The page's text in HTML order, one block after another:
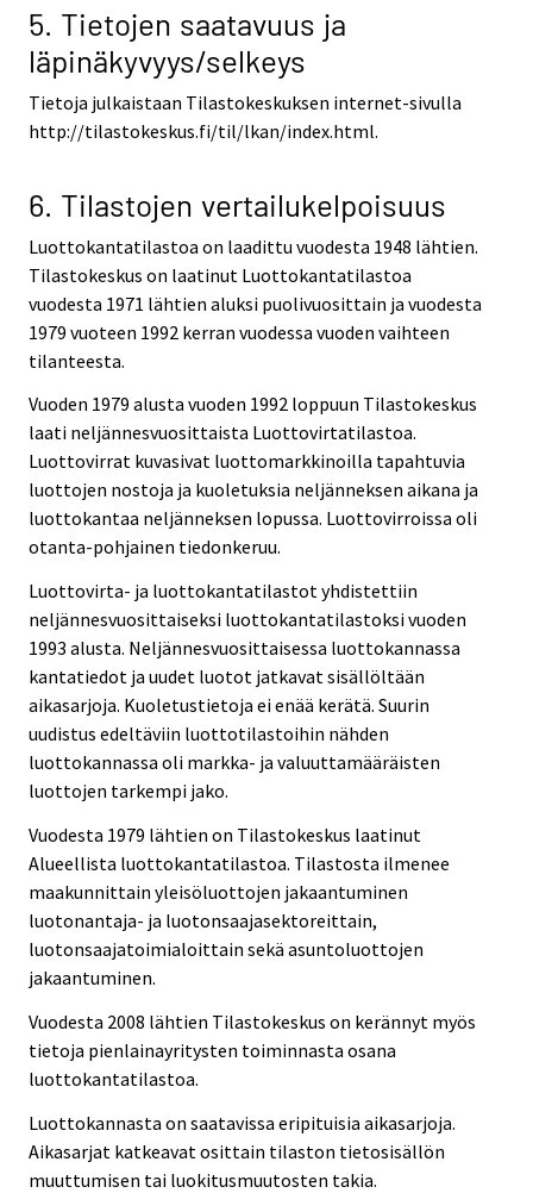
5. Tietojen saatavuus ja
läpinäkyvyys/selkeys
Tietoja julkaistaan Tilastokeskuksen internet-sivulla
http://tilastokeskus.fi/til/lkan/index.html.
6. Tilastojen vertailukelpoisuus
Luottokantatilastoa on laadittu vuodesta 1948 lähtien.
Tilastokeskus on laatinut Luottokantatilastoa
vuodesta 1971 lähtien aluksi puolivuosittain ja vuodesta
1979 vuoteen 1992 kerran vuodessa vuoden vaihteen
tilanteesta.
Vuoden 1979 alusta vuoden 1992 loppuun Tilastokeskus
laati neljännesvuosittaista Luottovirtatilastoa.
Luottovirrat kuvasivat luottomarkkinoilla tapahtuvia
luottojen nostoja ja kuoletuksia neljänneksen aikana ja
luottokantaa neljänneksen lopussa. Luottovirroissa oli
otanta-pohjainen tiedonkeruu.
Luottovirta- ja luottokantatilastot yhdistettiin
neljännesvuosittaiseksi luottokantatilastoksi vuoden
1993 alusta. Neljännesvuosittaisessa luottokannassa
kantatiedot ja uudet luotot jatkavat sisällöltään
aikasarjoja. Kuoletustietoja ei enää kerätä. Suurin
uudistus edeltäviin luottotilastoihin nähden
luottokannassa oli markka- ja valuuttamääräisten
luottojen tarkempi jako.
Vuodesta 1979 lähtien on Tilastokeskus laatinut
Alueellista luottokantatilastoa. Tilastosta ilmenee
maakunnittain yleisöluottojen jakaantuminen
luotonantaja- ja luotonsaajasektoreittain,
luotonsaajatoimialoittain sekä asuntoluottojen
jakaantuminen.
Vuodesta 2008 lähtien Tilastokeskus on kerännyt myös
tietoja pienlainayritysten toiminnasta osana
luottokantatilastoa.
Luottokannasta on saatavissa eripituisia aikasarjoja.
Aikasarjat katkeavat osittain tilaston tietosisällön
muuttumisen tai luokitusmuutosten takia.